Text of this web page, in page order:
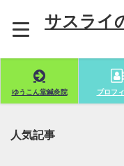
サスライ
ゆうこん堂鍼灸院 プロフ
人気記事